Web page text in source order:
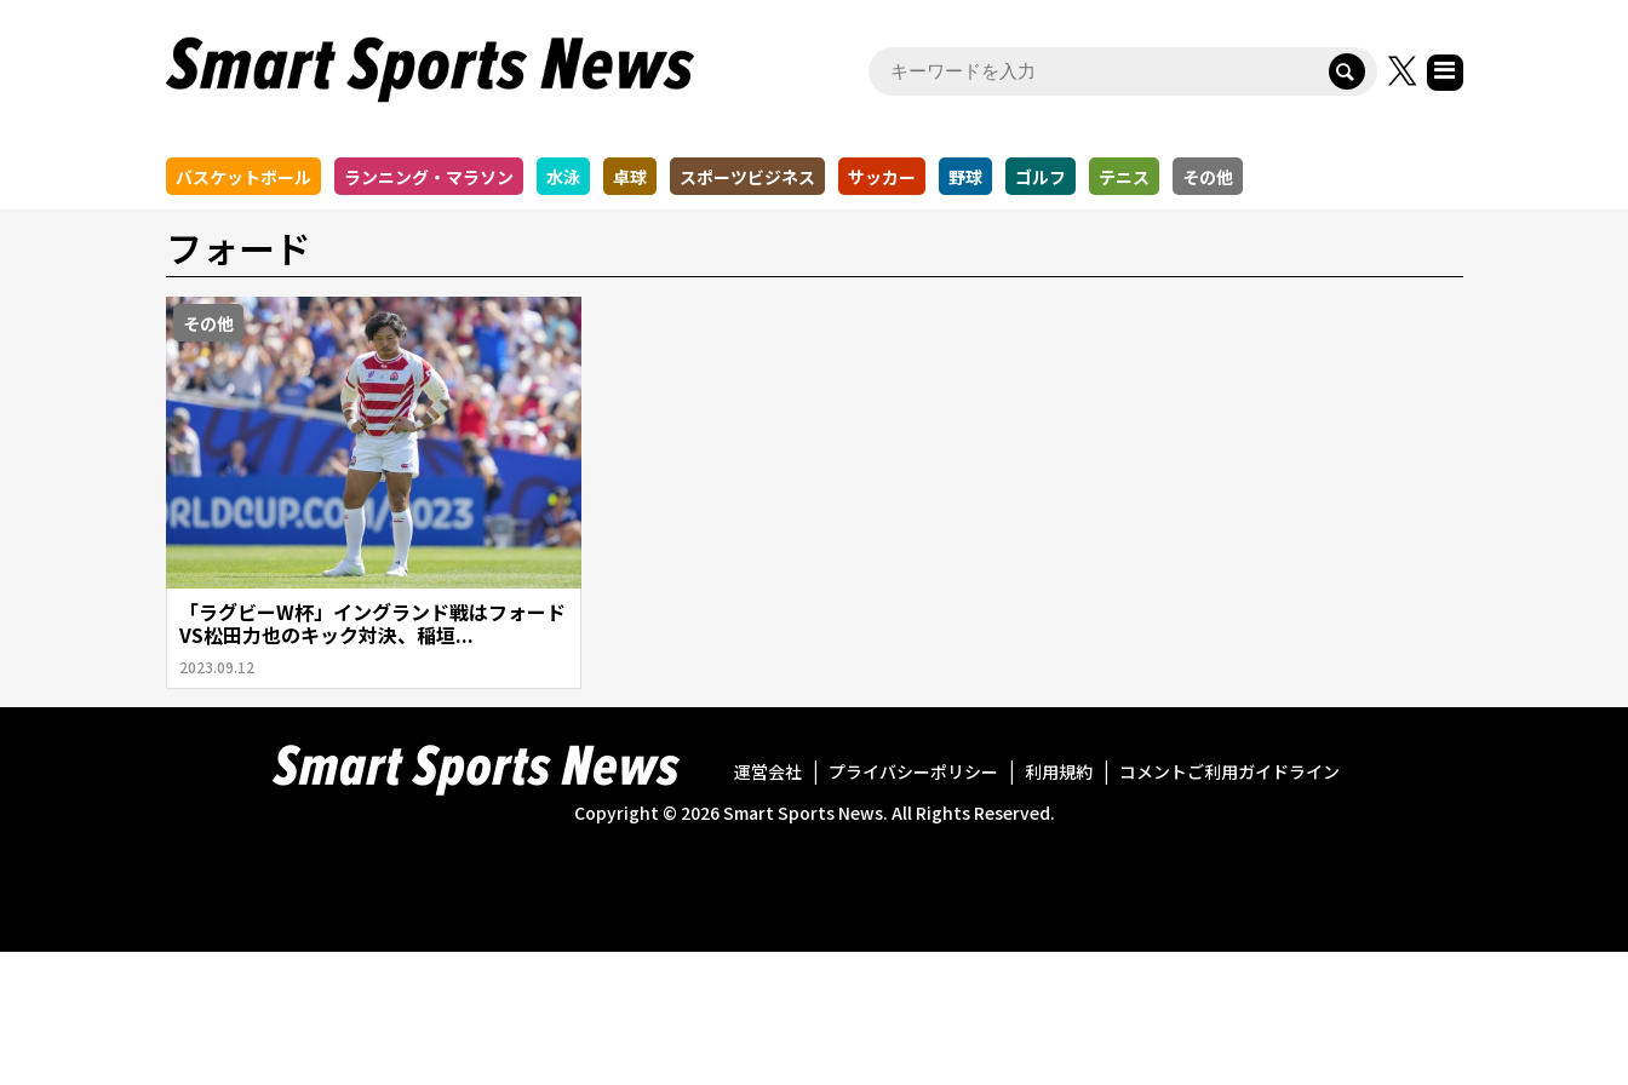
バスケットボール ランニング・マラソン 水泳 卓球 スポーツビジネス サッカー 野球 ゴルフ テニス その他
フォード
その他
「ラグビーW杯」イングランド戦はフォード
VS松田力也のキック対決、稲垣...
2023.09.12
運営会社 プライバシーポリシー 利用規約
コメントご利用ガイドライン
Copyright © 2026Smart Sports News. All Rights Reserved.